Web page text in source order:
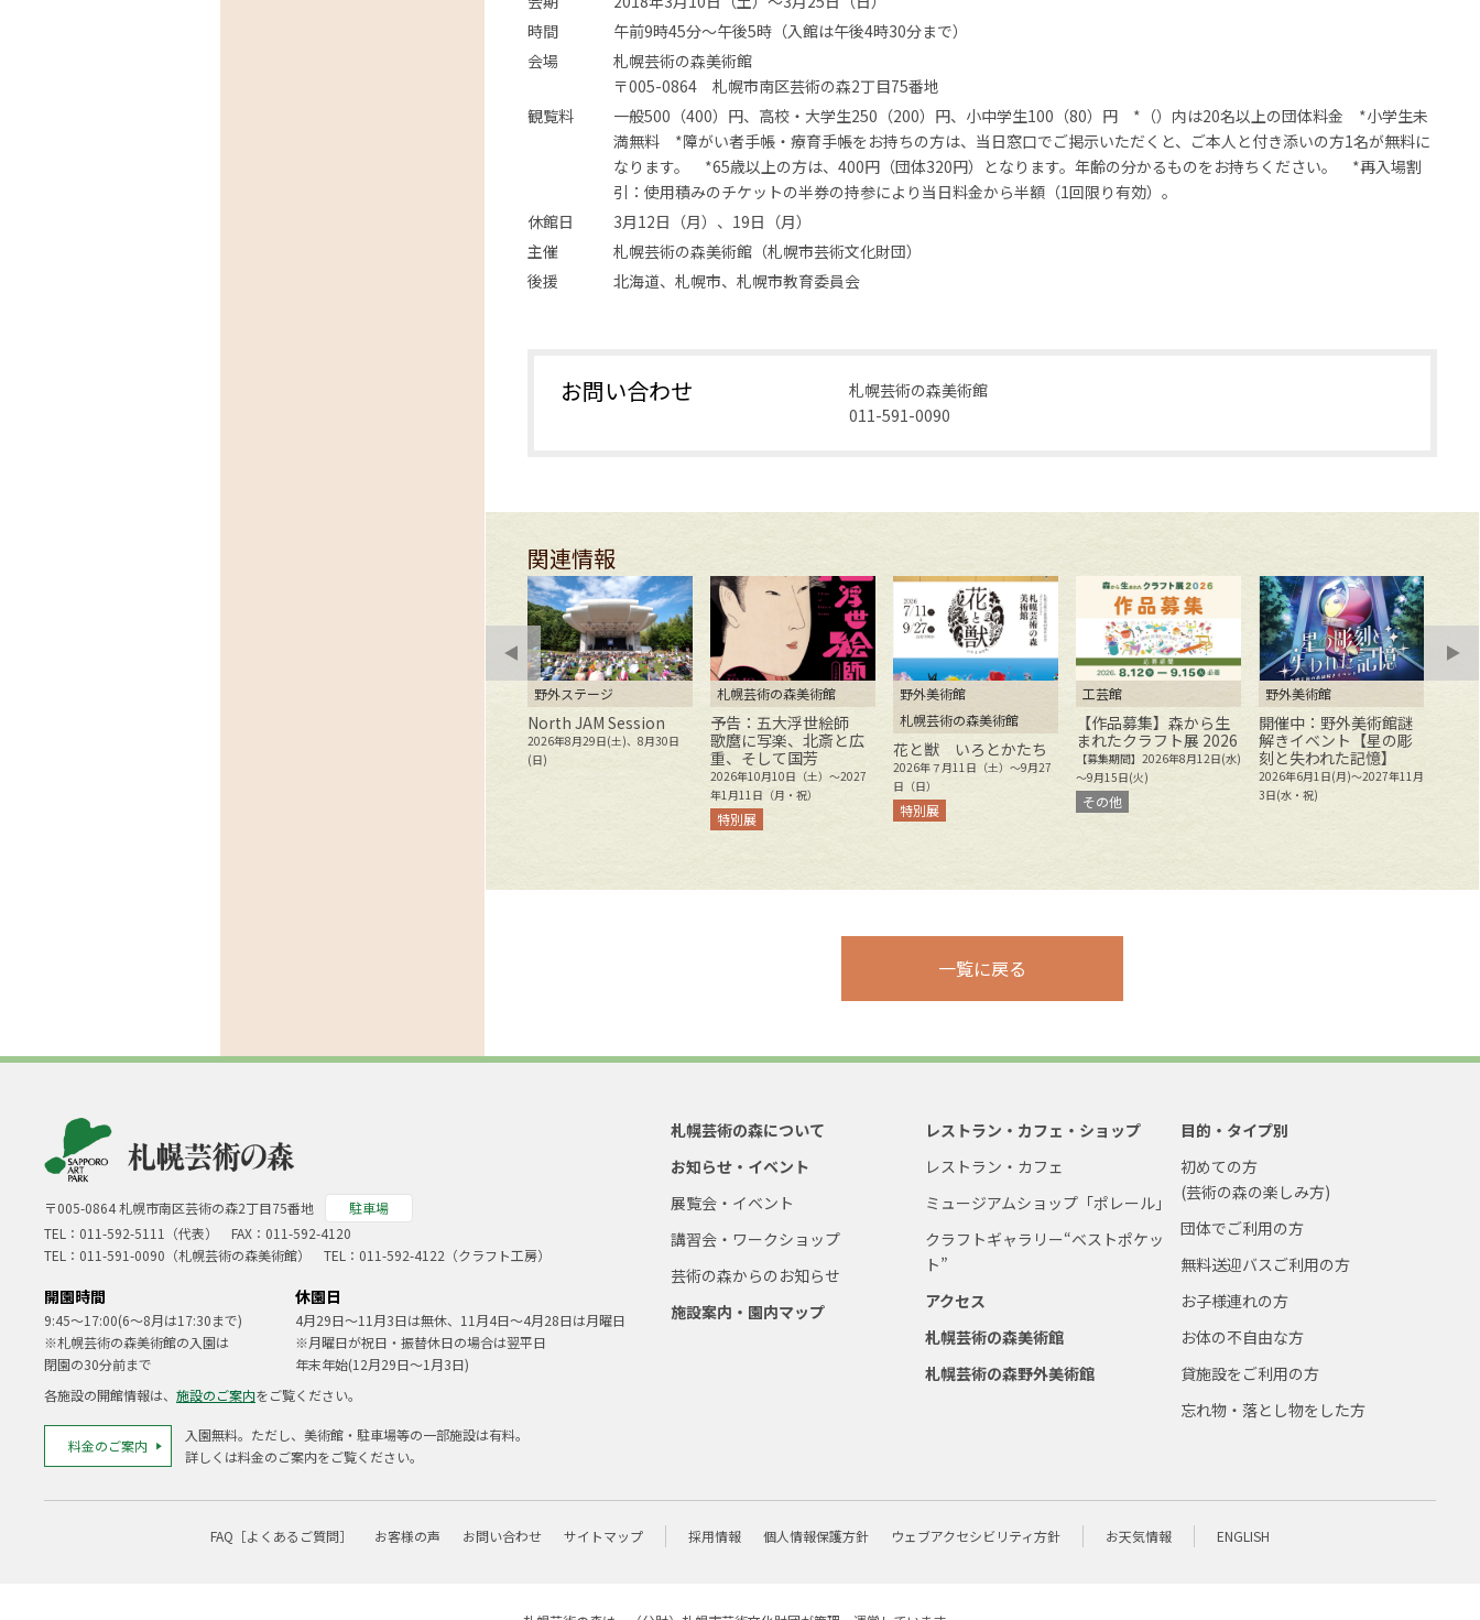
時間
午前9時45分〜午後5時（入館は午後4時30分まで）
会場
札幌芸術の森美術館
〒005-0864 札幌市南区芸術の森2丁目75番地
観覧料
一般500（400）円、高校・大学生250（200）円、小中学生100（80）円 *（）内は20名以上の団体料金 *小学生未
満無料 *障がい者手帳・療育手帳をお持ちの方は、当日窓口でご掲示いただくと、ご本人と付き添いの方1名が無料に
なります。 *65歳以上の方は、400円（団体320円）となります。年齢の分かるものをお持ちください。 *再入場割
引：使用積みのチケットの半券の持参により当日料金から半額（1回限り有効）。
休館日
3月12日（月）、19日（月）
主催
札幌芸術の森美術館（札幌市芸術文化財団）
後援
北海道、札幌市、札幌市教育委員会
お問い合わせ
札幌芸術の森美術館
011-591-0090
関連情報
野外ステージ
North JAM Session
2026年8月29日(土)、8月30日
(日)
札幌芸術の森美術館
予告：五大浮世絵師
歌麿に写楽、北斎と広
重、そして国芳
2026年10月10日（土）～2027
年1月11日（月・祝）
特別展
野外美術館
札幌芸術の森美術館
花と獣 いろとかたち
2026年７月11日（土）～9月27
日（日）
特別展
工芸館
【作品募集】森から生
まれたクラフト展 2026
【募集期間】2026年8月12日(水)
～9月15日(火)
その他
野外美術館
開催中：野外美術館謎
解きイベント【星の彫
刻と失われた記憶】
2026年6月1日(月)～2027年11月
3日(水・祝)
一覧に戻る
〒005-0864 札幌市南区芸術の森2丁目75番地
駐車場
TEL： 011-592-5111（代表）
FAX：011-592-4120
TEL： 011-591-0090 （札幌芸術の森美術館） TEL： 011-592-4122 （クラフト工房）
開園時間
9:45～17:00(6～8月は17:30まで)
※札幌芸術の森美術館の入園は
閉園の30分前まで
休園日
4月29日～11月3日は無休、11月4日～4月28日は月曜日
※月曜日が祝日・振替休日の場合は翌平日
年末年始(12月29日～1月3日)
各施設の開館情報は、 施設のご案内をご覧ください。
料金のご案内
入園無料。ただし、美術館・駐車場等の一部施設は有料。
詳しくは料金のご案内をご覧ください。
札幌芸術の森について
お知らせ・イベント
展覧会・イベント
講習会・ワークショップ
芸術の森からのお知らせ
施設案内・園内マップ
レストラン・カフェ・ショップ
レストラン・カフェ
ミュージアムショップ「ポレール」
クラフトギャラリー“ベストポケッ
ト”
アクセス
札幌芸術の森美術館
札幌芸術の森野外美術館
目的・タイプ別
初めての方
(芸術の森の楽しみ方)
団体でご利用の方
無料送迎バスご利用の方
お子様連れの方
お体の不自由な方
貸施設をご利用の方
忘れ物・落とし物をした方
FAQ［よくあるご質問］ お客様の声 お問い合わせ サイトマップ 採用情報 個人情報保護方針 ウェブアクセシビリティ方針 お天気情報 ENGLISH